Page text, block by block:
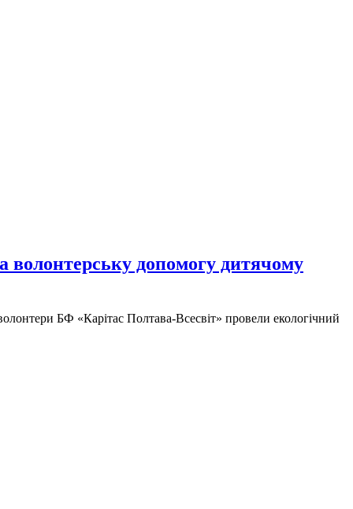
волонтерську допомогу дитячому
БФ «Карітас Полтава-Всесвіт» провели екологічний